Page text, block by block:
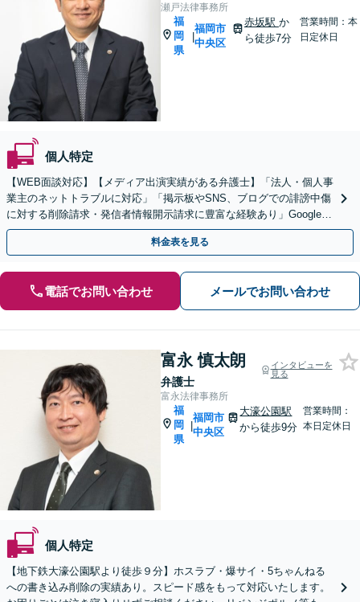
瀬戸法律事務所
福
岡
県
|
福岡市
中央区
赤坂駅 か
ら徒歩7分
営業時間：本
日定休日
個人特定
【WEB面談対応】【メディア出演実績がある弁護士】「法人・個人事
業主のネットトラブルに対応」「掲示板やSNS、ブログでの誹謗中傷
に対する削除請求・発信者情報開示請求に豊富な経験あり」Google口
コミの削除請求・賠償請求のご相談はお任せ
料金表を見る
電話でお問い合わせ メールでお問い合わせ
富永 慎太朗
弁護士
インタビューを
見る
富永法律事務所
福
岡
県
|
福岡市
中央区
大濠公園駅
から徒歩9分
営業時間：
本日定休日
個人特定
【地下鉄大濠公園駅より徒歩９分】ホスラブ・爆サイ・5ちゃんねる
への書き込み削除の実績あり。スピード感をもって対応いたします。